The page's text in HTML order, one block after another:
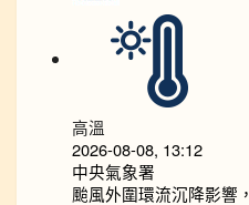
高溫
2026-08-08, 13:12
中央氣象署
颱風外圍環流沉降影響